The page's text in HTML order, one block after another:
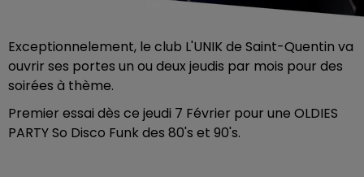
Exceptionnelement, le club L'UNIK de Saint-Quentin va
ouvrir ses portes un ou deux jeudis par mois pour des
soirées à thème.
Premier essai dès ce jeudi 7 Février pour une OLDIES
PARTY So Disco Funk des 80's et 90's.